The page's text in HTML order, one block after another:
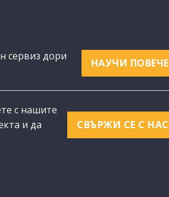
сервиз дори
НАУЧИ ПОВЕЧЕ
с нашите
и да
СВЪРЖИ СЕ С НАС